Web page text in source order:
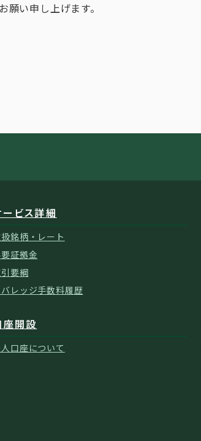
い申し上げます。
ービス詳細
銘柄・レート
証拠金
要綱
バレッジ手数料履歴
座開設
口座について